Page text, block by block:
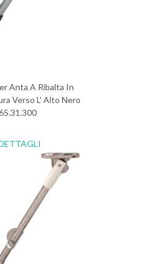
Anta A Ribalta In
Verso L' Alto Nero